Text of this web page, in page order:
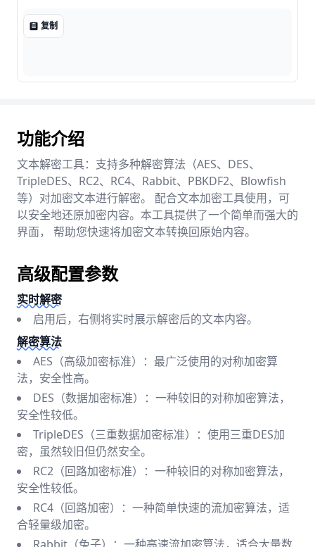
复制
功能介绍
文本解密工具：支持多种解密算法（AES、DES、
TripleDES、RC2、RC4、Rabbit、PBKDF2、Blowfish
等）对加密文本进行解密。 配合文本加密工具使用，可
以安全地还原加密内容。本工具提供了一个简单而强大的
界面， 帮助您快速将加密文本转换回原始内容。
高级配置参数
实时解密
启用后，右侧将实时展示解密后的文本内容。
解密算法
AES（高级加密标准）：最广泛使用的对称加密算
法，安全性高。
DES（数据加密标准）：一种较旧的对称加密算法，
安全性较低。
TripleDES（三重数据加密标准）：使用三重DES加
密，虽然较旧但仍然安全。
RC2（回路加密标准）：一种较旧的对称加密算法，
安全性较低。
RC4（回路加密）：一种简单快速的流加密算法，适
合轻量级加密。